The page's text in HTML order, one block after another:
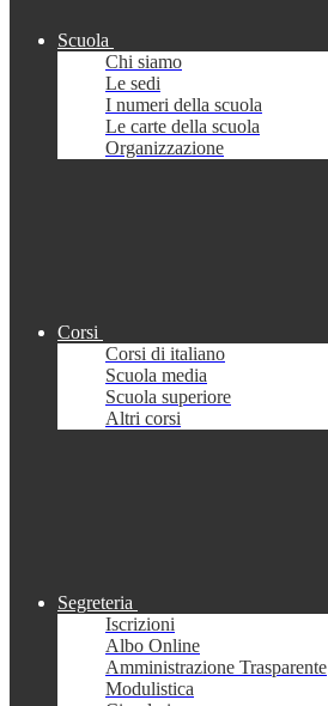
Scuola
Chi siamo
Le sedi
I numeri della scuola
Le carte della scuola
Organizzazione
Corsi
Corsi di italiano
Scuola media
Scuola superiore
Altri corsi
Segreteria
Iscrizioni
Albo Online
Amministrazione Trasparente
Modulistica